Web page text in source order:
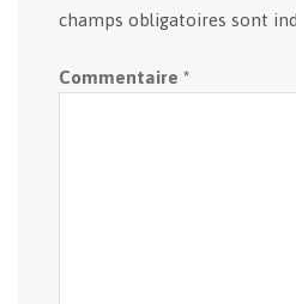
champs obligatoires sont
Commentaire *